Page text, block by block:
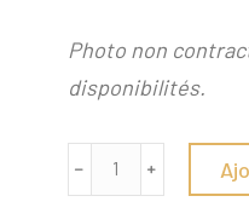
Photo non
disponibilités.
quantité
de
﹣ ﹢